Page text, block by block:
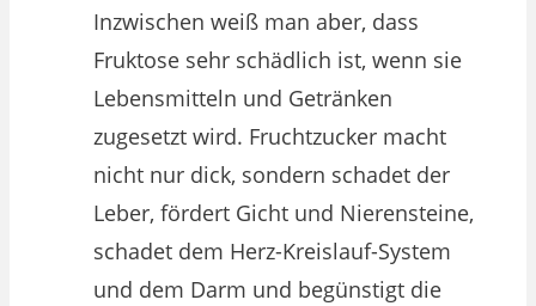
Inzwischen weiß man aber, dass
Fruktose sehr schädlich ist, wenn sie
Lebensmitteln und Getränken
zugesetzt wird. Fruchtzucker macht
nicht nur dick, sondern schadet der
Leber, fördert Gicht und Nierensteine,
schadet dem Herz-Kreislauf-System
und dem Darm und begünstigt die